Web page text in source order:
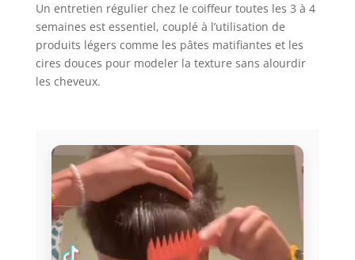
Un entretien régulier chez le coiffeur toutes les 3 à 4
semaines est essentiel, couplé à l’utilisation de
produits légers comme les pâtes matifiantes et les
cires douces pour modeler la texture sans alourdir
les cheveux.